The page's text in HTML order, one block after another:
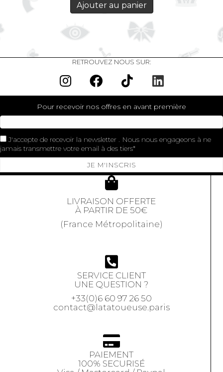
Ajouter au panier
RETROUVEZ NOUS SUR:
Pour recevoir nos offres en avant première
J'accepte de recevoir la newsletter . Nous nous engageons à ne
jamais transmettre votre email à des tiers
JE M'INSCRIS
LIVRAISON OFFERTE
À PARTIR DE 50€
(France Métropolitaine)
SERVICE CLIENT
UNE QUESTION ?
+33(0)6 60 97 26 50
contact@latatoueuse.paris
PAIEMENT
100% SECURISÉ